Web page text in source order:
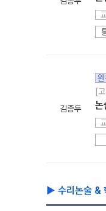
김종두
[
논
▶ 수리논술 &